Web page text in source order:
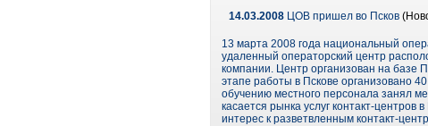
14.03.2008 ЦОВ пришел во Псков
13 марта 2008 года национальный
удаленный операторский центр
компании. Центр организован на базе
этапе работы в Пскове организовано
обучению местного персонала занял
касается рынка услуг контакт-
интерес к разветвленным контакт-